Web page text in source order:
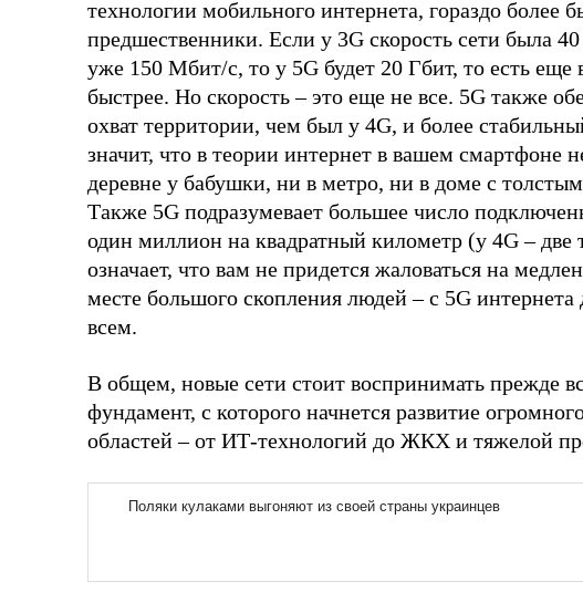
технологии мобильного интернета, гораздо более
предшественники. Если у 3G скорость сети была
уже 150 Мбит/с, то у 5G будет 20 Гбит, то есть еще
быстрее. Но скорость – это еще не все. 5G также
охват территории, чем был у 4G, и более
значит, что в теории интернет в вашем смартфоне
деревне у бабушки, ни в метро, ни в доме с
Также 5G подразумевает большее число
один миллион на квадратный километр (у 4G – две
означает, что вам не придется жаловаться на
месте большого скопления людей – с 5G интернета
всем.
В общем, новые сети стоит воспринимать прежде
фундамент, с которого начнется развитие
областей – от ИТ-технологий до ЖКХ и тяжелой